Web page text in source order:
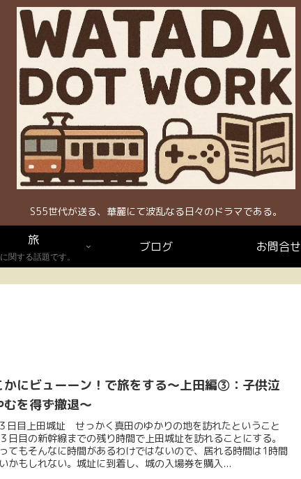
S55世代が送る、華麗にて波乱なる日々のドラマである。
旅
関する話題です。
ブログ お問合せ
かにビューーン！で旅をする～上田編③：子供泣
むを得ず撤退～
日目上田城址 せっかく真田のゆかりの地を訪れたということ
日目の新幹線までの残り時間で上田城址を訪れることにする。
てもそんなに時間があるわけではないので、居れる時間は1時間
かもしれない。城址に到着し、城の入場券を購入...